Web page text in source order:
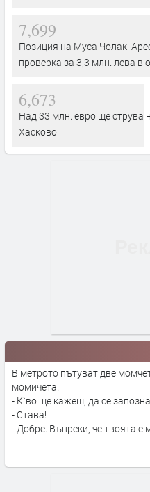
7,699
Позиция на Муса Чолак:
проверка за 3,3 млн. лева
6,673
Над 33 млн. евро ще струва
Хасково
В метрото пътуват две
момичета.
- К`во ще кажеш, да се
- Става!
- Добре. Въпреки, че твоята е